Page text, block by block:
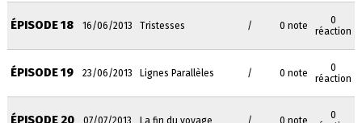
ÉPISODE 18 16/06/2013 Tristesses / 0 note
0
réaction
ÉPISODE 19 23/06/2013 Lignes Parallèles / 0 note
0
réaction
ÉPISODE 20 07/07/2013 La fin du voyage / 0 note
0